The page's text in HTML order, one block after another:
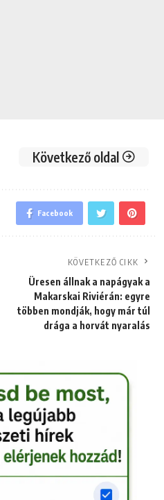
Következő oldal
Facebook
KÖVETKEZŐ CIKK
Üresen állnak a napágyak a
Makarskai Riviérán: egyre
többen mondják, hogy már túl
drága a horvát nyaralás